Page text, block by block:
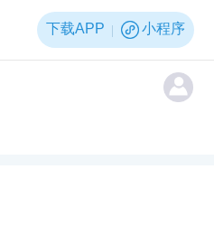
下载APP 小程序